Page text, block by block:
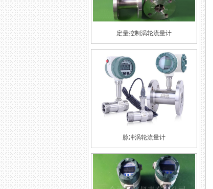
定量控制涡轮流量计
脉冲涡轮流量计